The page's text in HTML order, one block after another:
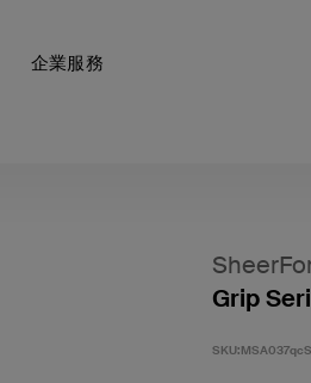
企業服務
Grip
SKU: